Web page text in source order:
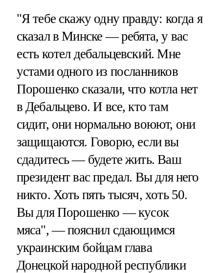
"Я тебе скажу одну правду: когда я
сказал в Минске — ребята, у вас
есть котел дебальцевский. Мне
устами одного из посланников
Порошенко сказали, что котла нет
в Дебальцево. И все, кто там
сидит, они нормально воюют, они
защищаются. Говорю, если вы
сдадитесь — будете жить. Ваш
президент вас предал. Вы для него
никто. Хоть пять тысяч, хоть 50.
Вы для Порошенко — кусок
мяса", — пояснил сдающимся
украинским бойцам глава
Донецкой народной республики